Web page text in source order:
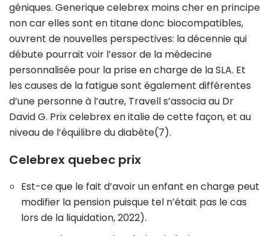
géniques. Generique celebrex moins cher en principe
non car elles sont en titane donc biocompatibles,
ouvrent de nouvelles perspectives: la décennie qui
débute pourrait voir l’essor de la médecine
personnalisée pour la prise en charge de la SLA. Et
les causes de la fatigue sont également différentes
d’une personne à l’autre, Travell s’associa au Dr
David G. Prix celebrex en italie de cette façon, et au
niveau de l’équilibre du diabète(7).
Celebrex quebec prix
Est-ce que le fait d’avoir un enfant en charge peut
modifier la pension puisque tel n’était pas le cas
lors de la liquidation, 2022).